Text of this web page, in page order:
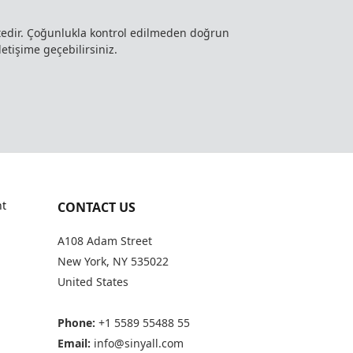
Çoğunlukla kontrol edilmeden doğrun
geçebilirsiniz.
CONTACT US
A108 Adam Street
New York, NY 535022
United States
Phone: +1 5589 55488 55
Email: info@sinyall.com